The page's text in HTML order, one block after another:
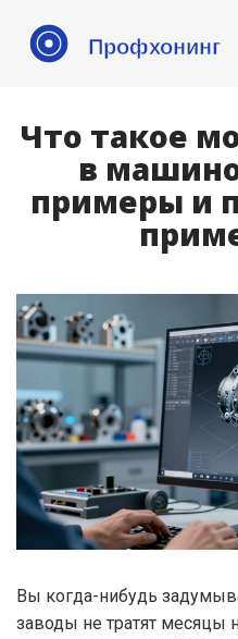
Что такое
в
примеры и
Вы когда-нибудь
заводы не тратят месяцы